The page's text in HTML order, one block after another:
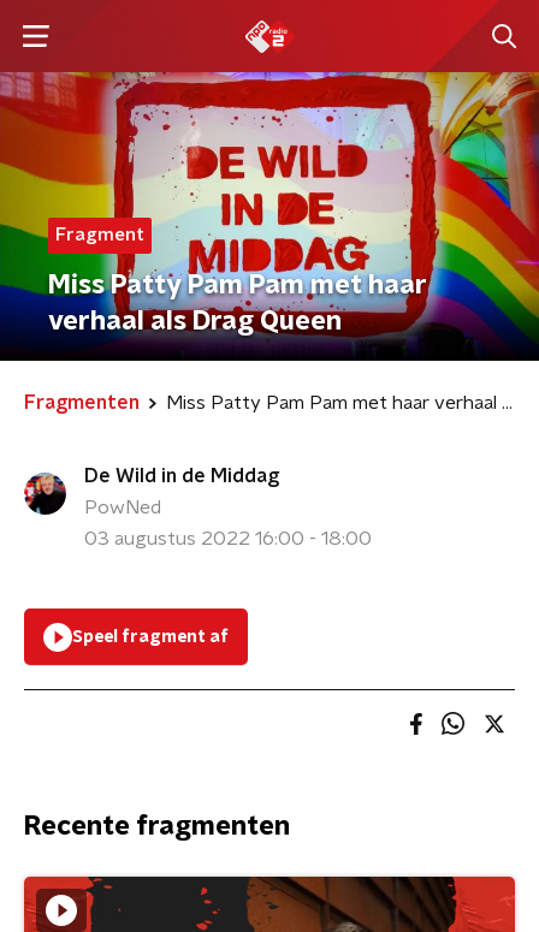
Fragment
Miss Patty Pam Pam met haar
verhaal als Drag Queen
Fragmenten Miss Patty Pam Pam met haar verhaal als Drag Queen
De Wild in de Middag
PowNed
03 augustus 2022 16:00 - 18:00
Speel fragment af
Recente fragmenten